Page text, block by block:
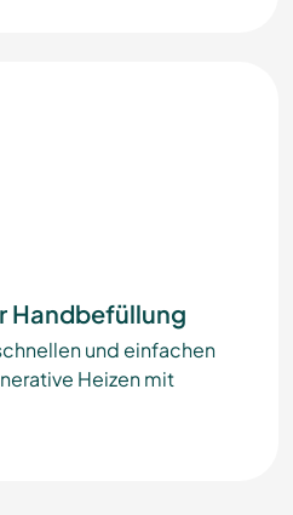
Handbefüllung
und einfachen
Heizen mit